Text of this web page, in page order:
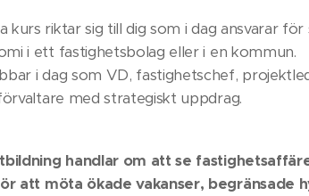
kurs riktar sig till dig som i dag ansvarar
i ett fastighetsbolag eller i en kommun.
i dag som VD, fastighetschef,
med strategiskt uppdrag.
handlar om att se
att möta ökade vakanser, begränsade